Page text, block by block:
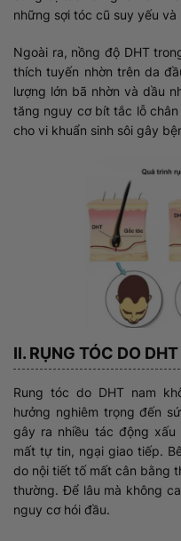
những sợi tóc cũ suy yếu và
Ngoài ra, nồng độ DHT
thích tuyến nhờn trên da
lượng lớn bã nhờn và dầu
tăng nguy cơ bít tắc lỗ
cho vi khuẩn sinh sôi gây
II. RỤNG TÓC DO
Rung tóc do DHT nam
hưởng nghiêm trọng đến
gây ra nhiều tác động xấu
mất tự tin, ngại giao tiếp.
do nội tiết tố mất cân bằng
thường. Để lâu mà không
nguy cơ hói đầu.